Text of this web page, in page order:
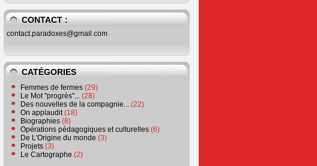
CONTACT :
contact.paradoxes@gmail.com
CATÉGORIES
Femmes de fermes (29)
Le Mot "progrès"... (28)
Des nouvelles de la compagnie... (22)
On applaudit(18)
Biographies (8)
Opérations pédagogiques et culturelles (6)
De L'Origine du monde (3)
Projets (3)
Le Cartographe (2)